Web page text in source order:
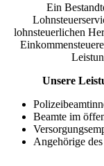
Ein
lohnsteuerlichen
Unsere
Beamte im
Angehörige